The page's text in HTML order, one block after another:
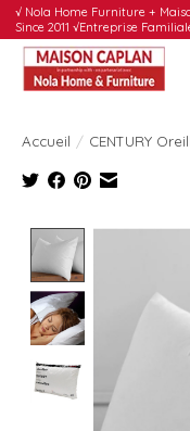
√ Nola Home Furniture +
Since 2011 √Entreprise
Accueil / CENTURY